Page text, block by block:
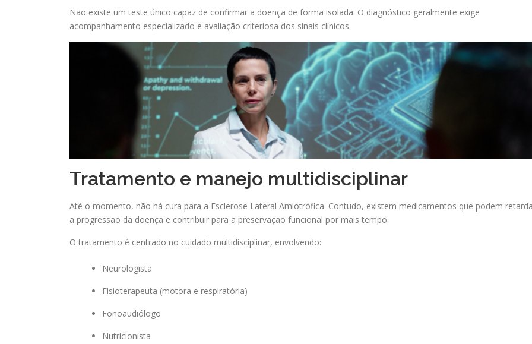
Não existe um teste único capaz de confirmar a doença de forma isolada. O diagnóstico geralmente exige
acompanhamento especializado e avaliação criteriosa dos sinais clínicos.
Tratamento e manejo multidisciplinar
Até o momento, não há cura para a Esclerose Lateral Amiotrófica. Contudo, existem medicamentos que podem
a progressão da doença e contribuir para a preservação funcional por mais tempo.
O tratamento é centrado no cuidado multidisciplinar, envolvendo:
Neurologista
Fisioterapeuta (motora e respiratória)
Fonoaudiólogo
Nutricionista